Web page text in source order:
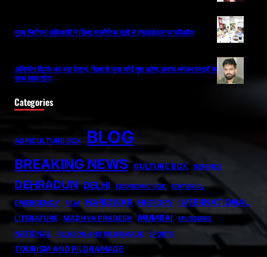
मुख्य निर्वाचन अधिकारी ने लिया राजनैतिक दलों से एसआईआर पर फीडबैक
अभिजीत दिपके का बड़ा ऐलान, शिक्षा से जुड़ा कोई मुद्दा उठेगा, हमारा संगठन छात्रों के
साथ खड़ा रहेगा
Categories
AGRICULTURE BOX BLOG
BREAKING NEWS CULTURE BOX DEFENCE
DEHRADUN DELHI ECONOMIC BOX EDITORIAL
EMERGENCY FILM HARIDWAR HISTORY INTERNATIONAL
LITERATURE MADHYA PRADESH MUMBAI MUSSORIE
NATIONAL RELIGION AND PILGRIMAGE SPORTS
TOURISM AND PILGRAMAGE